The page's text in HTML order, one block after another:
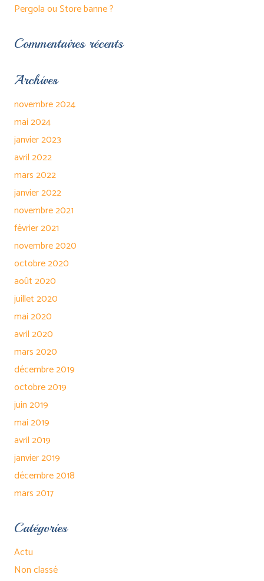
Pergola ou Store banne ?
Commentaires récents
Archives
novembre 2024
mai 2024
janvier 2023
avril 2022
mars 2022
janvier 2022
novembre 2021
février 2021
novembre 2020
octobre 2020
août 2020
juillet 2020
mai 2020
avril 2020
mars 2020
décembre 2019
octobre 2019
juin 2019
mai 2019
avril 2019
janvier 2019
décembre 2018
mars 2017
Catégories
Actu
Non classé